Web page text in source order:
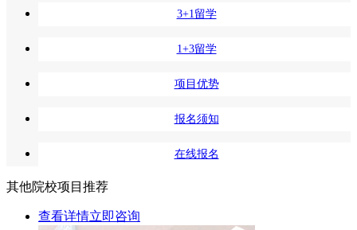
3+1留学
1+3留学
项目优势
报名须知
在线报名
其他院校项目推荐
查看详情立即咨询